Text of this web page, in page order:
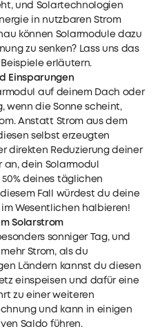
und Solartechnologien
in nutzbaren Strom
können Solarmodule dazu
zu senken? Lass uns das
erläutern.
Einsparungen
auf deinem Dach oder
wenn die Sonne scheint,
Anstatt Strom aus dem
selbst erzeugten
direkten Reduzierung deiner
an, dein Solarmodul
deines täglichen
Fall würdest du deine
Wesentlichen halbieren!
Solarstrom
sonniger Tag, und
Strom, als du
Ländern kannst du diesen
einspeisen und dafür eine
zu einer weiteren
und kann in einigen
Saldo führen.